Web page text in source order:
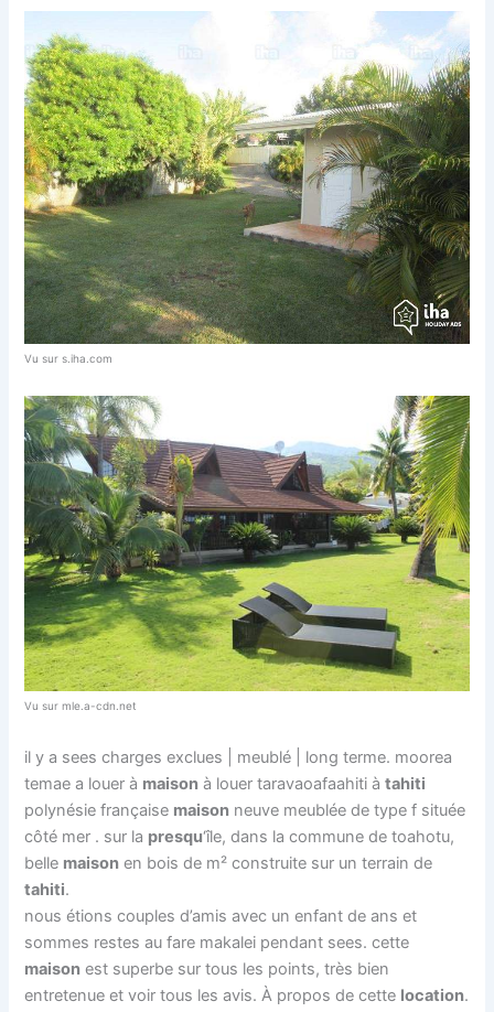
Vu sur s.iha.com
Vu sur mle.a-cdn.net
il y a sees charges exclues | meublé | long terme. moorea
temae a louer à maison à louer taravaoafaahiti àtahiti
polynésie française maison neuve meublée de type f située
côté mer . sur la presqu‘île, dans la commune de toahotu,
belle maison en bois de m² construite sur un terrain de
tahiti.
nous étions couples d’amis avec un enfant de ans et
sommes restes au fare makalei pendant sees. cette
maison est superbe sur tous les points, très bien
entretenue et voir tous les avis. À propos de cette location.